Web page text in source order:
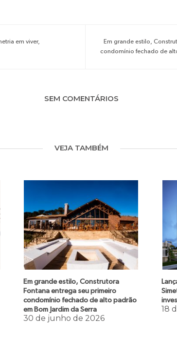
em viver,
Em grande estilo,
condomínio fechado de
SEM COMENTÁRIOS
VEJA TAMBÉM
Em grande estilo, Construtora
Fontana entrega seu primeiro
condomínio fechado de alto padrão
em Bom Jardim da Serra
30 de junho de 2026
18